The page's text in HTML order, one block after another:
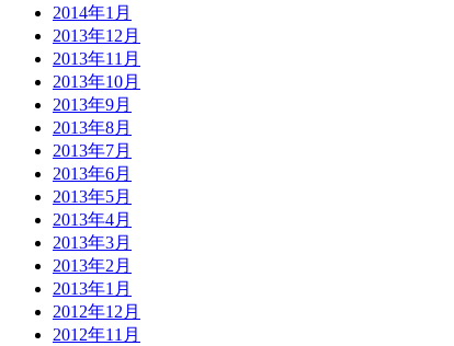
2014年1月
2013年12月
2013年11月
2013年10月
2013年9月
2013年8月
2013年7月
2013年6月
2013年5月
2013年4月
2013年3月
2013年2月
2013年1月
2012年12月
2012年11月